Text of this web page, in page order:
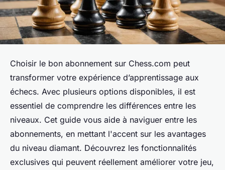
Choisir le bon abonnement sur Chess.com peut
transformer votre expérience d’apprentissage aux
échecs. Avec plusieurs options disponibles, il est
essentiel de comprendre les différences entre les
niveaux. Cet guide vous aide à naviguer entre les
abonnements, en mettant l'accent sur les avantages
du niveau diamant. Découvrez les fonctionnalités
exclusives qui peuvent réellement améliorer votre jeu,